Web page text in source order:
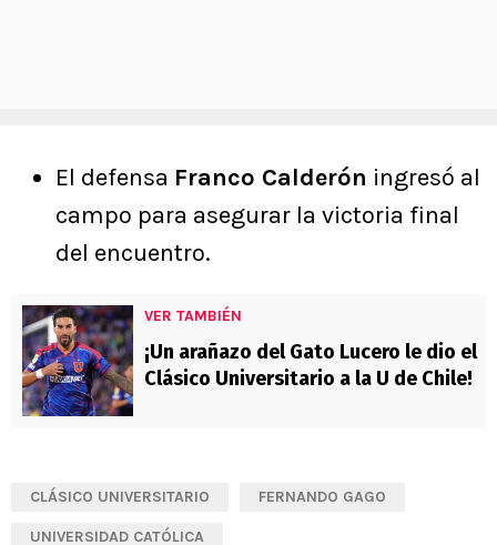
El defensa Franco Calderón ingresó al
campo para asegurar la victoria final
del encuentro.
VER TAMBIÉN
¡Un arañazo del Gato Lucero le dio el
Clásico Universitario a la U de Chile!
CLÁSICO UNIVERSITARIO FERNANDO GAGO
UNIVERSIDAD CATÓLICA